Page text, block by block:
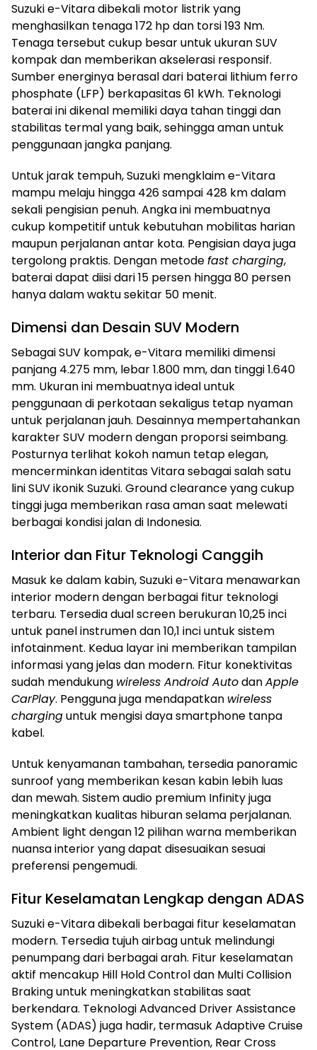
Suzuki e-Vitara dibekali motor listrik yang
menghasilkan tenaga 172 hp dan torsi 193 Nm.
Tenaga tersebut cukup besar untuk ukuran SUV
kompak dan memberikan akselerasi responsif.
Sumber energinya berasal dari baterai lithium ferro
phosphate (LFP) berkapasitas 61 kWh. Teknologi
baterai ini dikenal memiliki daya tahan tinggi dan
stabilitas termal yang baik, sehingga aman untuk
penggunaan jangka panjang.
Untuk jarak tempuh, Suzuki mengklaim e-Vitara
mampu melaju hingga 426 sampai 428 km dalam
sekali pengisian penuh. Angka ini membuatnya
cukup kompetitif untuk kebutuhan mobilitas harian
maupun perjalanan antar kota. Pengisian daya juga
tergolong praktis. Dengan metodefast charging,
baterai dapat diisi dari 15 persen hingga 80 persen
hanya dalam waktu sekitar 50 menit.
Dimensi dan Desain SUV Modern
Sebagai SUV kompak, e-Vitara memiliki dimensi
panjang 4.275 mm, lebar 1.800 mm, dan tinggi 1.640
mm. Ukuran ini membuatnya ideal untuk
penggunaan di perkotaan sekaligus tetap nyaman
untuk perjalanan jauh. Desainnya mempertahankan
karakter SUV modern dengan proporsi seimbang.
Posturnya terlihat kokoh namun tetap elegan,
mencerminkan identitas Vitara sebagai salah satu
lini SUV ikonik Suzuki. Ground clearance yang cukup
tinggi juga memberikan rasa aman saat melewati
berbagai kondisi jalan di Indonesia.
Interior dan Fitur Teknologi Canggih
Masuk ke dalam kabin, Suzuki e-Vitara menawarkan
interior modern dengan berbagai fitur teknologi
terbaru. Tersedia dual screen berukuran 10,25 inci
untuk panel instrumen dan 10,1 inci untuk sistem
infotainment. Kedua layar ini memberikan tampilan
informasi yang jelas dan modern. Fitur konektivitas
sudah mendukung wireless Android AutodanApple
CarPlay. Pengguna juga mendapatkan wireless
charginguntuk mengisi daya smartphone tanpa
kabel.
Untuk kenyamanan tambahan, tersedia panoramic
sunroof yang memberikan kesan kabin lebih luas
dan mewah. Sistem audio premium Infinity juga
meningkatkan kualitas hiburan selama perjalanan.
Ambient light dengan 12 pilihan warna memberikan
nuansa interior yang dapat disesuaikan sesuai
preferensi pengemudi.
Fitur Keselamatan Lengkap dengan ADAS
Suzuki e-Vitara dibekali berbagai fitur keselamatan
modern. Tersedia tujuh airbag untuk melindungi
penumpang dari berbagai arah. Fitur keselamatan
aktif mencakup Hill Hold Control dan Multi Collision
Braking untuk meningkatkan stabilitas saat
berkendara. Teknologi Advanced Driver Assistance
System (ADAS) juga hadir, termasuk Adaptive Cruise
Control, Lane Departure Prevention, Rear Cross